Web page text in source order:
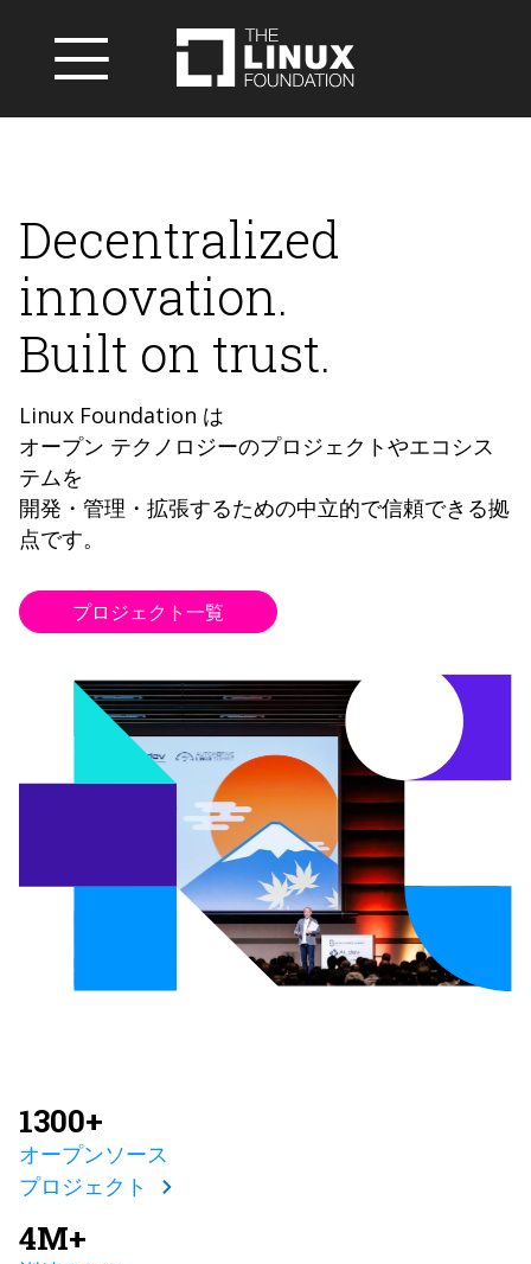
Decentralized
innovation.
Built on trust.
Linux Foundation は
オープン テクノロジーのプロジェクトやエコシス
テムを
開発・管理・拡張するための中立的で信頼できる拠
点です。
プロジェクト一覧
1300+
オープンソース
プロジェクト
4M+